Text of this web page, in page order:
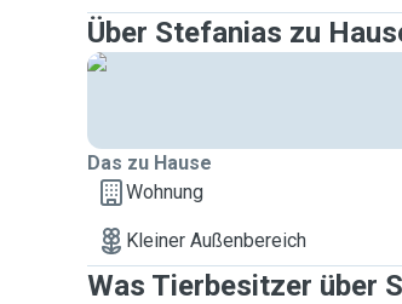
Über Stefanias zu
Das zu Hause
Wohnung
Kleiner Außenbereich
Was Tierbesitzer über